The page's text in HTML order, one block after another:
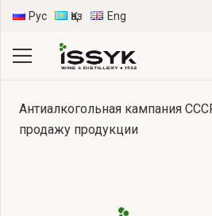
Рус Қаз Eng
Антиалкогольная кампания
продажу продукции